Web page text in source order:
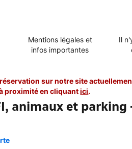
Mentions légales et
infos importantes
Il
sur notre site
proximité en cliquantici.
animaux et parking